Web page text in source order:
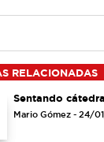
RELACIONADAS
Sentando
Mario Gómez - 24/